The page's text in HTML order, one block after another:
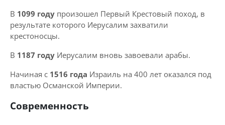
В 1099 году произошел Первый Крестовый поход, в
результате которого Иерусалим захватили
крестоносцы.
В 1187 году Иерусалим вновь завоевали арабы.
Начиная с 1516 года Израиль на 400 лет оказался под
властью Османской Империи.
Современность